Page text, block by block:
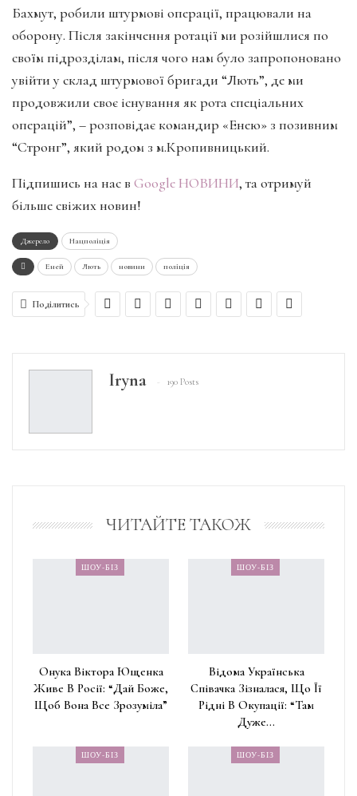
Бахмут, робили штурмові операції, працювали на
оборону. Після закінчення ротації ми розійшлися по
своїм підрозділам, після чого нам було запропоновано
увійти у склад штурмової бригади “Лють”, де ми
продовжили своє існування як рота спеціальних
операцій”, – розповідає командир «Енею» з позивним
“Стронг”, який родом з м.Кропивницький.
Підпишись на нас в Google НОВИНИ, та отримуй
більше свіжих новин!
Джерело Нацполіція
Еней Лють новини поліція
Поділитись
Iryna 190 Posts
ЧИТАЙТЕ ТАКОЖ
ШОУ-БІЗ
Онука Віктора Ющенка
Живе В Росії: “Дай Боже,
Щоб Вона Все Зрозуміла”
ШОУ-БІЗ
Відома Українська
Співачка Зізналася, Що Її
Рідні В Окупації: “Там
Дуже…
ШОУ-БІЗ ШОУ-БІЗ